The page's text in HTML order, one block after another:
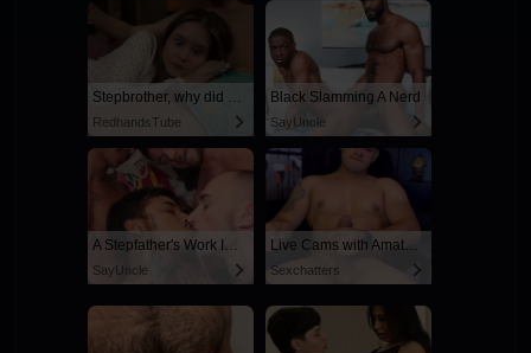
RedhandsTube
Black Slamming A Nerd
SayUncle
SayUncle Sexchatters